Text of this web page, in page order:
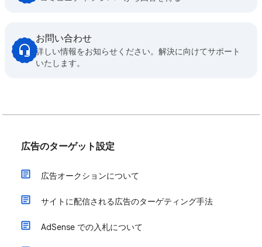
お問い合わせ
詳しい情報をお知らせください。解決に向けてサポート
いたします。
広告のターゲット設定
広告オークションについて
サイトに配信される広告のターゲティング手法
AdSense での入札について